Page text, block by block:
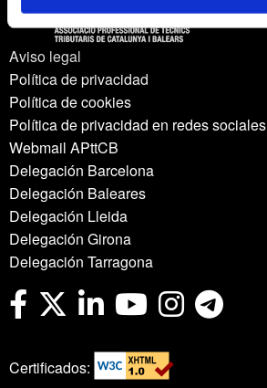
Aviso legal
Política de privacidad
Política de cookies
Política de privacidad en redes sociales
Webmail APttCB
Delegación Barcelona
Delegación Baleares
Delegación Lleida
Delegación Girona
Delegación Tarragona
Certificados: